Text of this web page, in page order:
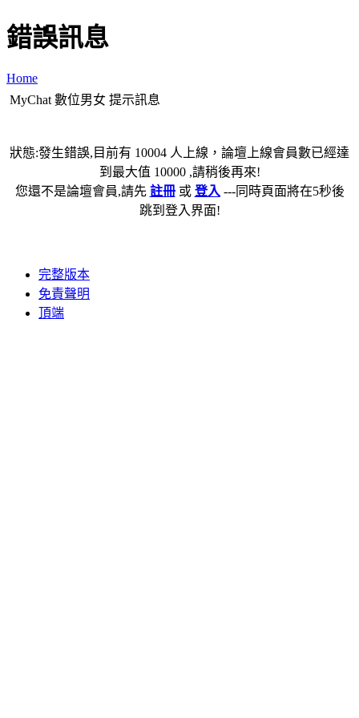
錯誤訊息
Home
MyChat 數位男女 提示訊息
狀態:發生錯誤,目前有 10004 人上線，論壇上線會員數已經達
到最大值 10000 ,請稍後再來!
您還不是論壇會員,請先 註冊或 登入 ---同時頁面將在5秒後
跳到登入界面!
完整版本
免責聲明
頂端